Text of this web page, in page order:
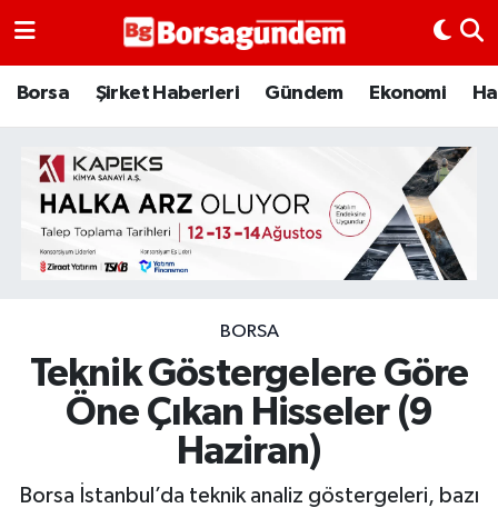
Borsa Şirket Haberleri Gündem Ekonomi
BORSA
Teknik Göstergelere Göre
Öne Çıkan Hisseler (9
Haziran)
Borsa İstanbul’da teknik analiz göstergeleri, bazı
Borsa
Emtia
Galeri
Bitcoin
Şirket Haberleri
Borsa Gundem